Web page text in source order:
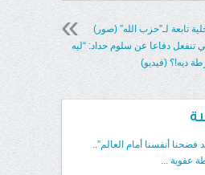
تابعة لـ”حزب الله” (صور)
دفاعا عن سلوم حداد: “ليه
ديه!؟ (فيديو)
فضحنا أنفسنا أمام العالم”..
عفوية ...